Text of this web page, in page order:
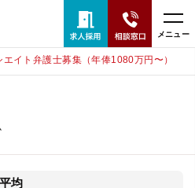
メニュー
イト弁護士募集（年俸1080万円〜）
平均
日全国対応
ちら